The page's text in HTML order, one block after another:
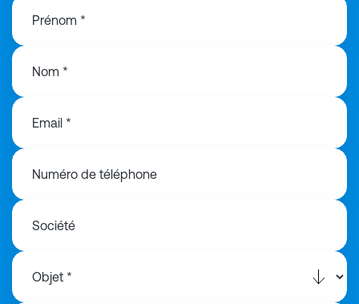
Prénom *
Nom *
Email *
Numéro de téléphone
Société